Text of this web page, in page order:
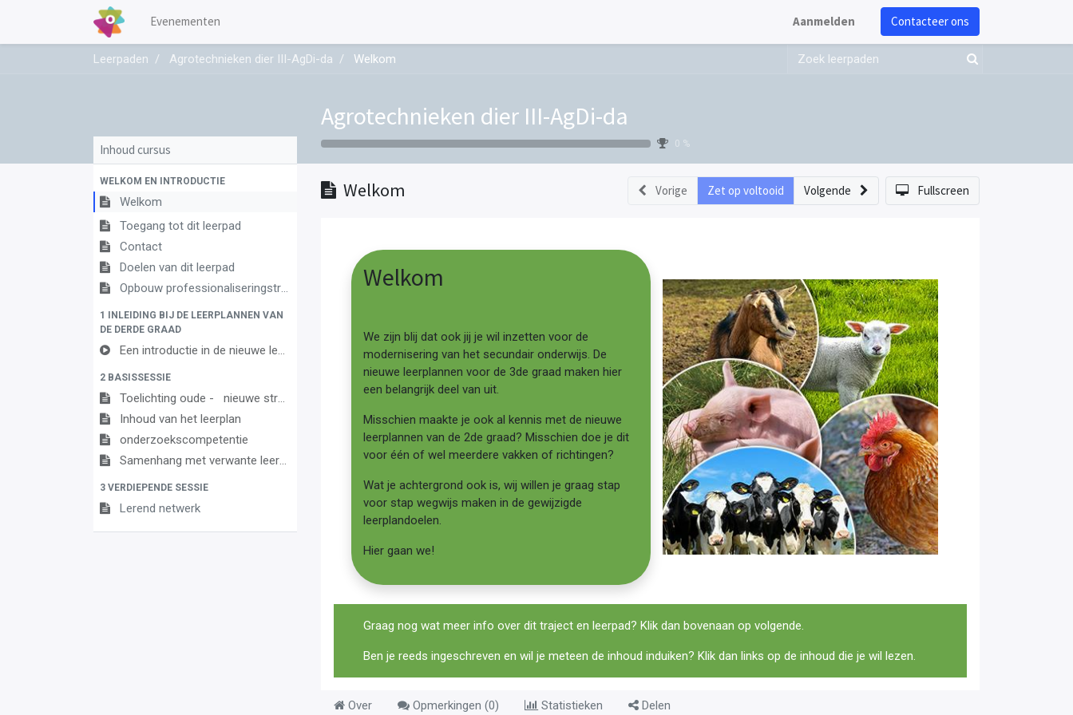
Evenementen Aanmelden Contacteer ons
Leerpaden Agrotechnieken dier III-AgDi-da Welkom
Agrotechnieken dier III-AgDi-da
0 %
Inhoud cursus
WELKOM EN INTRODUCTIE
Welkom
Toegang tot dit leerpad
Contact
Doelen van dit leerpad
Opbouw professionaliseringstraject
1 INLEIDING BIJ DE LEERPLANNEN VAN
DE DERDE GRAAD
Een introductie in de nieuwe leerplannen van de derde graad
2 BASISSESSIE
Toelichting oude - nieuwe structuur
Inhoud van het leerplan
onderzoekscompetentie
Samenhang met verwante leerplannen
3 VERDIEPENDE SESSIE
Lerend netwerk
Welkom Vorige Zet op voltooid Volgende Fullscreen
Welkom
We zijn blij dat ook jij je wil inzetten voor de
modernisering van het secundair onderwijs. De
nieuwe leerplannen voor de 3de graad maken hier
een belangrijk deel van uit.
Misschien maakte je ook al kennis met de nieuwe
leerplannen van de 2de graad? Misschien doe je dit
voor één of wel meerdere vakken of richtingen?
Wat je achtergrond ook is, wij willen je graag stap
voor stap wegwijs maken in de gewijzigde
leerplandoelen.
Hier gaan we!
Graag nog wat meer info over dit traject en leerpad? Klik dan bovenaan op volgende.
Ben je reeds ingeschreven en wil je meteen de inhoud induiken? Klik dan links op de inhoud die je wil lezen.
Over Opmerkingen (0) Statistieken Delen